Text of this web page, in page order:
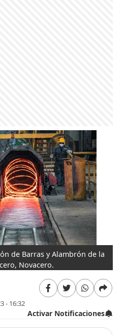
de Barras y Alambrón de la
Novacero.
- 16:32
Activar Notificaciones